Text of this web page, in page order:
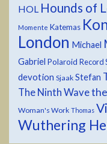
HOL Hounds of
Momente Katemas
London Michael
Gabriel Polaroid Record
devotion Sjaak Stefan
The Ninth Wave
Woman's Work Thomas
Wuthering